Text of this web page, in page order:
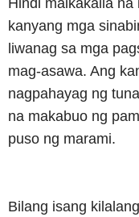
Hindi maikakaila
kanyang mga
liwanag sa mga
mag-asawa. Ang
nagpahayag ng
na makabuo ng
puso ng marami.
Bilang isang